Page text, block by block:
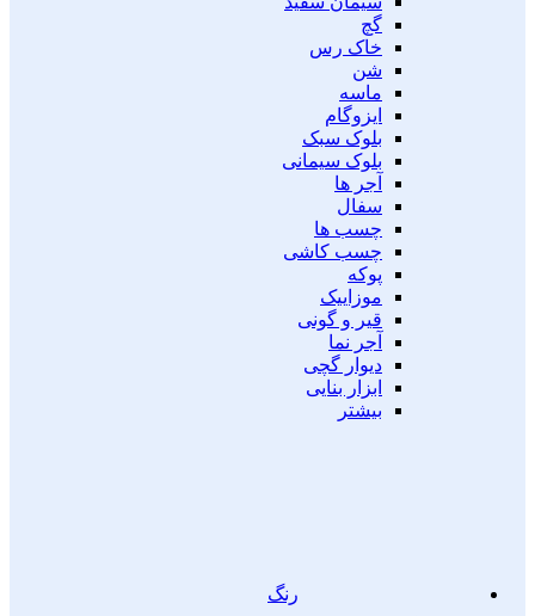
گچ
خاک رس
شن
ماسه
ایزوگام
بلوک سبک
بلوک سیمانی
آجر ها
سفال
چسب ها
چسب کاشی
پوکه
موزاییک
قیر و گونی
آجر نما
دیوار گچی
ابزار بنایی
بیشتر
رنگ